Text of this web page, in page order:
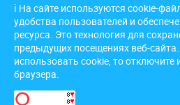
ℹ️ На сайте используются cookie-
удобства пользователей и
ресурса. Это технология для
предыдущих посещениях веб-
использовать cookie, то отключите
браузера.